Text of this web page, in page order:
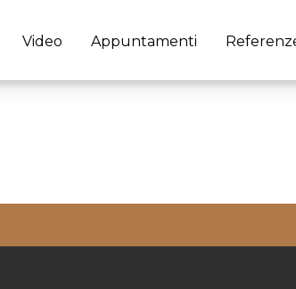
Video Appuntamenti